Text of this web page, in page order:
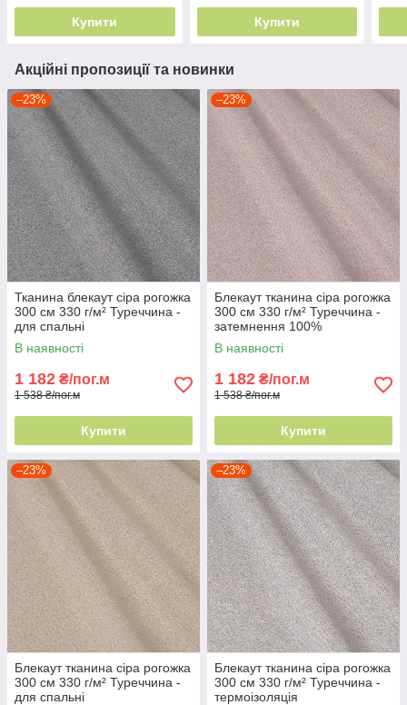
Купити Купити
Акційні пропозиції та новинки
–23%
Тканина блекаут сіра рогожка
300 см 330 г/м² Туреччина -
для спальні
В наявності
1 182 ₴/пог.м
1 538 ₴/пог.м
Купити
–23%
Блекаут тканина сіра рогожка
300 см 330 г/м² Туреччина -
затемнення 100%
В наявності
1 182 ₴/пог.м
1 538 ₴/пог.м
Купити
–23%
Блекаут тканина сіра рогожка
300 см 330 г/м² Туреччина -
для спальні
–23%
Блекаут тканина сіра рогожка
300 см 330 г/м² Туреччина -
термоізоляція